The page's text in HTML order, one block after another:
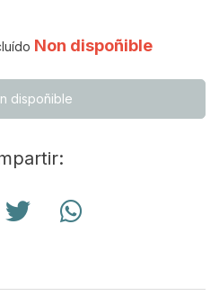
Non dispoñible
dispoñible